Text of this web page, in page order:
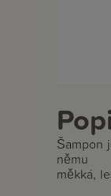
Šampon
němu
měkká,